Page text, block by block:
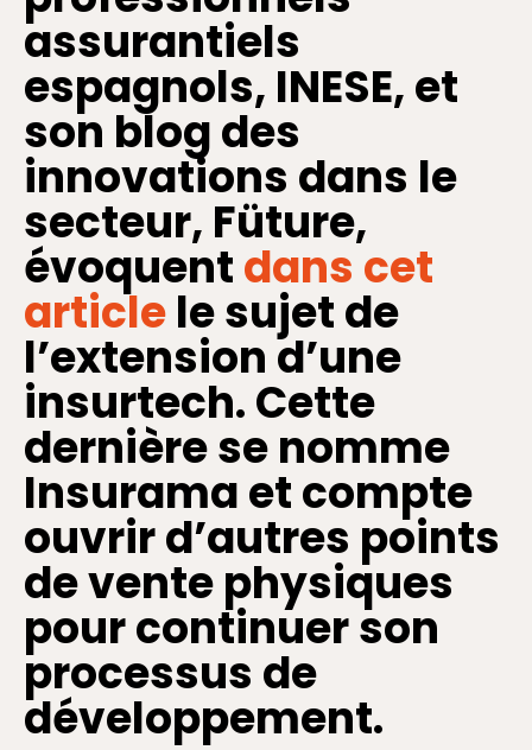
assurantiels
espagnols, INESE, et
son blog des
innovations dans le
secteur, Füture,
évoquentdans cet
articlele sujet de
l’extension d’une
insurtech. Cette
dernière se nomme
Insurama et compte
ouvrir d’autres points
de vente physiques
pour continuer son
processus de
développement.